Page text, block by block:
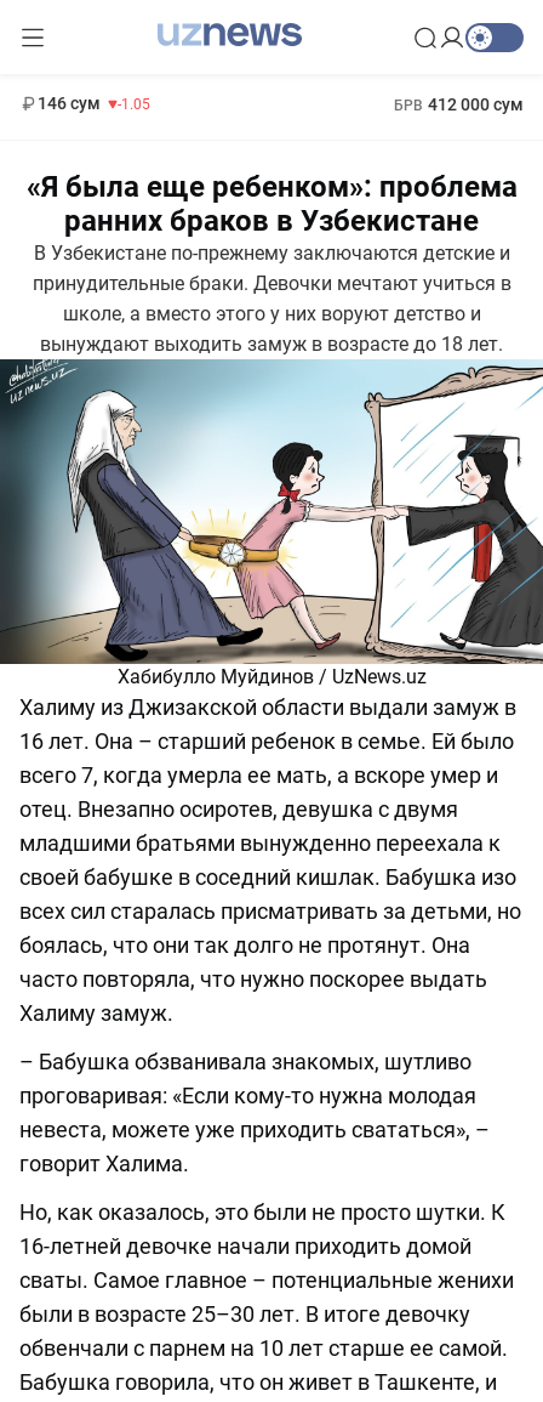
11 887 сум -55.49 МРОТ 1 271 000 сум
«Я была еще ребенком»: проблема
ранних браков в Узбекистане
В Узбекистане по-прежнему заключаются детские и
принудительные браки. Девочки мечтают учиться в
школе, а вместо этого у них воруют детство и
вынуждают выходить замуж в возрасте до 18 лет.
Хабибулло Муйдинов / UzNews.uz
Халиму из Джизакской области выдали замуж в
16 лет. Она – старший ребенок в семье. Ей было
всего 7, когда умерла ее мать, а вскоре умер и
отец. Внезапно осиротев, девушка с двумя
младшими братьями вынужденно переехала к
своей бабушке в соседний кишлак. Бабушка изо
всех сил старалась присматривать за детьми, но
боялась, что они так долго не протянут. Она
часто повторяла, что нужно поскорее выдать
Халиму замуж.
– Бабушка обзванивала знакомых, шутливо
проговаривая: «Если кому-то нужна молодая
невеста, можете уже приходить свататься», –
говорит Халима.
Но, как оказалось, это были не просто шутки. К
16-летней девочке начали приходить домой
сваты. Самое главное – потенциальные женихи
были в возрасте 25–30 лет. В итоге девочку
обвенчали с парнем на 10 лет старше ее самой.
Бабушка говорила, что он живет в Ташкенте, и